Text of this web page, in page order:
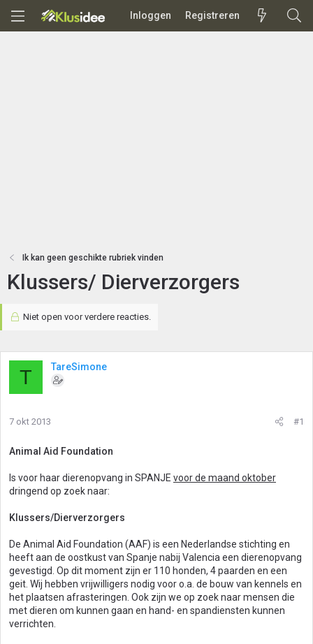
Inloggen Registreren
Ik kan geen geschikte rubriek vinden
Klussers/ Dierverzorgers
Niet open voor verdere reacties.
T TareSimone
7 okt 2013 #1
Animal Aid Foundation
Is voor haar dierenopvang in SPANJE voor de maand oktober
dringend op zoek naar:
Klussers/Dierverzorgers
De Animal Aid Foundation (AAF) is een Nederlandse stichting en
heeft aan de oostkust van Spanje nabij Valencia een dierenopvang
gevestigd. Op dit moment zijn er 110 honden, 4 paarden en een
geit. Wij hebben vrijwilligers nodig voor o.a. de bouw van kennels en
het plaatsen afrasteringen. Ook zijn we op zoek naar mensen die
met dieren om kunnen gaan en hand- en spandiensten kunnen
verrichten.